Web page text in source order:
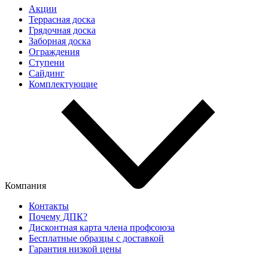
Акции
Террасная доска
Грядочная доска
Заборная доска
Ограждения
Ступени
Сайдинг
Комплектующие
Компания
Контакты
Почему ДПК?
Дисконтная карта члена профсоюза
Бесплатные образцы с доставкой
Гарантия низкой цены